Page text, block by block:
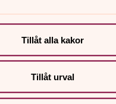
Tillåt alla kakor
Tillåt urval